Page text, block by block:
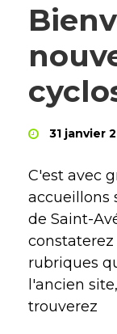
31 janvier
C'est avec
accueillons
de Saint-
rubriques
l'ancien
trouverez